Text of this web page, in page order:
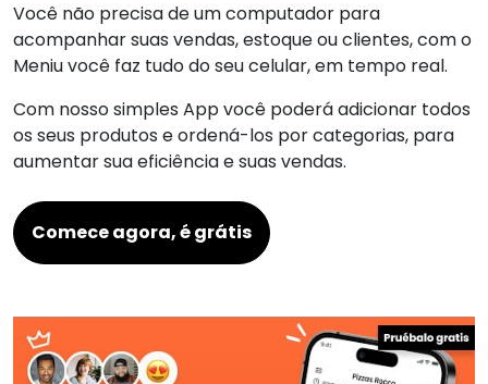
Você não precisa de um computador para
acompanhar suas vendas, estoque ou clientes, com o
Meniu você faz tudo do seu celular, em tempo real.
Com nosso simples App você poderá adicionar todos
os seus produtos e ordená-los por categorias, para
aumentar sua eficiência e suas vendas.
Comece agora, é grátis